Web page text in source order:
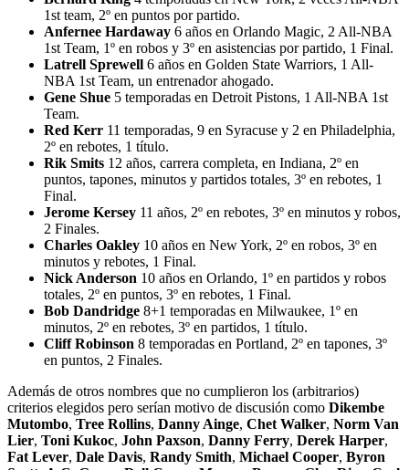
1st team, 2º en puntos por partido.
Anfernee Hardaway 6 años en Orlando Magic, 2 All-NBA
1st Team, 1º en robos y 3º en asistencias por partido, 1 Final.
Latrell Sprewell 6 años en Golden State Warriors, 1 All-
NBA 1st Team, un entrenador ahogado.
Gene Shue 5 temporadas en Detroit Pistons, 1 All-NBA 1st
Team.
Red Kerr 11 temporadas, 9 en Syracuse y 2 en Philadelphia,
2º en rebotes, 1 título.
Rik Smits 12 años, carrera completa, en Indiana, 2º en
puntos, tapones, minutos y partidos totales, 3º en rebotes, 1
Final.
Jerome Kersey 11 años, 2º en rebotes, 3º en minutos y robos,
2 Finales.
Charles Oakley 10 años en New York, 2º en robos, 3º en
minutos y rebotes, 1 Final.
Nick Anderson 10 años en Orlando, 1º en partidos y robos
totales, 2º en puntos, 3º en rebotes, 1 Final.
Bob Dandridge 8+1 temporadas en Milwaukee, 1º en
minutos, 2º en rebotes, 3º en partidos, 1 título.
Cliff Robinson 8 temporadas en Portland, 2º en tapones, 3º
en puntos, 2 Finales.
Además de otros nombres que no cumplieron los (arbitrarios)
criterios elegidos pero serían motivo de discusión como Dikembe
Mutombo, Tree Rollins, Danny Ainge, Chet Walker, Norm Van
Lier, Toni Kukoc, John Paxson, Danny Ferry, Derek Harper,
Fat Lever, Dale Davis, Randy Smith, Michael Cooper, Byron